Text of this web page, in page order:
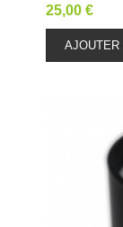
Prix
25,00 €
AJOUTER